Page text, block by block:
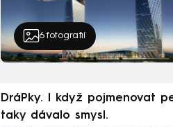
6fotografií
DráPky. I když pojmenovat
taky dávalo smysl.